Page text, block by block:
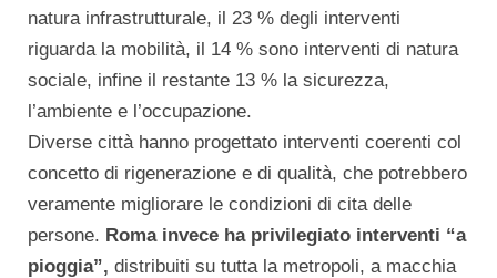
natura infrastrutturale, il 23 % degli interventi
riguarda la mobilità, il 14 % sono interventi di natura
sociale, infine il restante 13 % la sicurezza,
l’ambiente e l’occupazione.
Diverse città hanno progettato interventi coerenti col
concetto di rigenerazione e di qualità, che potrebbero
veramente migliorare le condizioni di cita delle
persone. Roma invece ha privilegiato interventi “a
pioggia”, distribuiti su tutta la metropoli, a macchia